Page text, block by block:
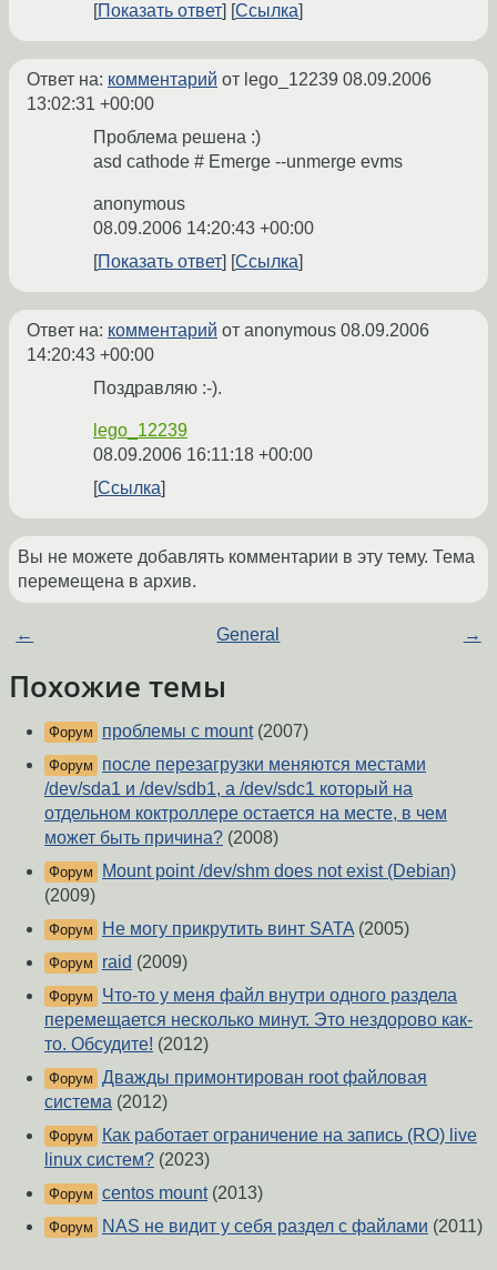
Показать ответ
Ссылка
Ответ на: комментарий от lego_12239 08.09.2006
13:02:31 +00:00
Проблема решена :)
asd cathode # Emerge --unmerge evms
anonymous
08.09.2006 14:20:43 +00:00
Показать ответ
Ссылка
Ответ на: комментарий от anonymous 08.09.2006
14:20:43 +00:00
Поздравляю :-).
lego_12239
08.09.2006 16:11:18 +00:00
Ссылка
Вы не можете добавлять комментарии в эту тему. Тема
перемещена в архив.
← General →
Похожие темы
Форум проблемы с mount(2007)
Форум
после перезагрузки меняются местами
/dev/sda1 и /dev/sdb1, а /dev/sdc1 который на
отдельном коктроллере остается на месте, в чем
может быть причина? (2008)
Форум
Mount point /dev/shm does not exist (Debian)
(2009)
Форум Не могу прикрутить винт SATA (2005)
Форум raid (2009)
Форум
Что-то у меня файл внутри одного раздела
перемещается несколько минут. Это нездорово как-
то. Обсудите! (2012)
Форум Дважды примонтирован root файловая
система (2012)
Форум
Как работает ограничение на запись (RO) live
linux систем? (2023)
Форум centos mount(2013)
Форум NAS не видит у себя раздел с файлами (2011)